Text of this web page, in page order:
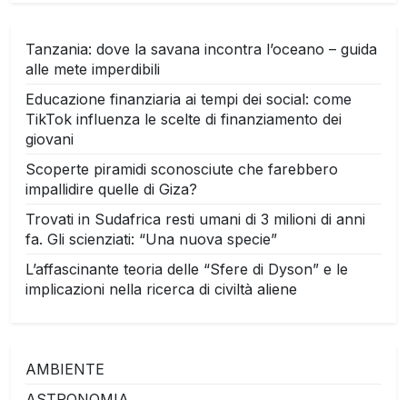
Tanzania: dove la savana incontra l’oceano – guida
alle mete imperdibili
Educazione finanziaria ai tempi dei social: come
TikTok influenza le scelte di finanziamento dei
giovani
Scoperte piramidi sconosciute che farebbero
impallidire quelle di Giza?
Trovati in Sudafrica resti umani di 3 milioni di anni
fa. Gli scienziati: “Una nuova specie”
L’affascinante teoria delle “Sfere di Dyson” e le
implicazioni nella ricerca di civiltà aliene
AMBIENTE